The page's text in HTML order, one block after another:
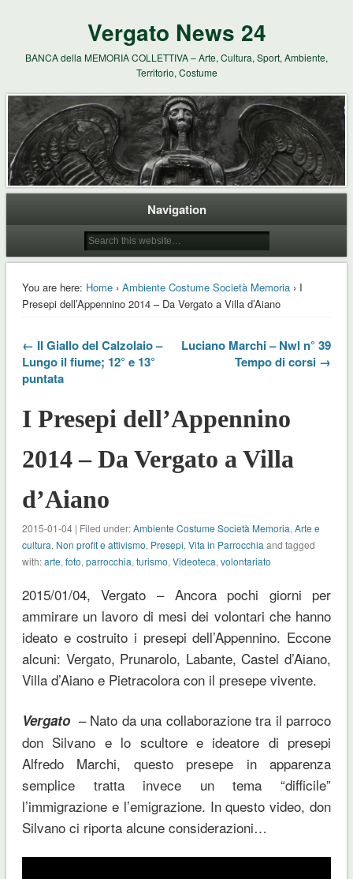
Vergato News 24
BANCA della MEMORIA COLLETTIVA – Arte, Cultura, Sport, Ambiente,
Territorio, Costume
Navigation
You are here: Home› Ambiente Costume Società Memoria› I
Presepi dell’Appennino 2014 – Da Vergato a Villa d’Aiano
← Il Giallo del Calzolaio –
Lungo il fiume; 12° e 13°
puntata
Luciano Marchi – Nwl n° 39
Tempo di corsi →
I Presepi dell’Appennino
2014 – Da Vergato a Villa
d’Aiano
2015-01-04 | Filed under:Ambiente Costume Società Memoria, Arte e
cultura, Non profit e attivismo, Presepi, Vita in Parrocchia and tagged
with:arte, foto, parrocchia, turismo, Videoteca, volontariato
2015/01/04, Vergato – Ancora pochi giorni per
ammirare un lavoro di mesi dei volontari che hanno
ideato e costruito i presepi dell’Appennino. Eccone
alcuni: Vergato, Prunarolo, Labante, Castel d’Aiano,
Villa d’Aiano e Pietracolora con il presepe vivente.
Vergato– Nato da una collaborazione tra il parroco
don Silvano e lo scultore e ideatore di presepi
Alfredo Marchi, questo presepe in apparenza
semplice tratta invece un tema “difficile”
l’immigrazione e l’emigrazione. In questo video, don
Silvano ci riporta alcune considerazioni…